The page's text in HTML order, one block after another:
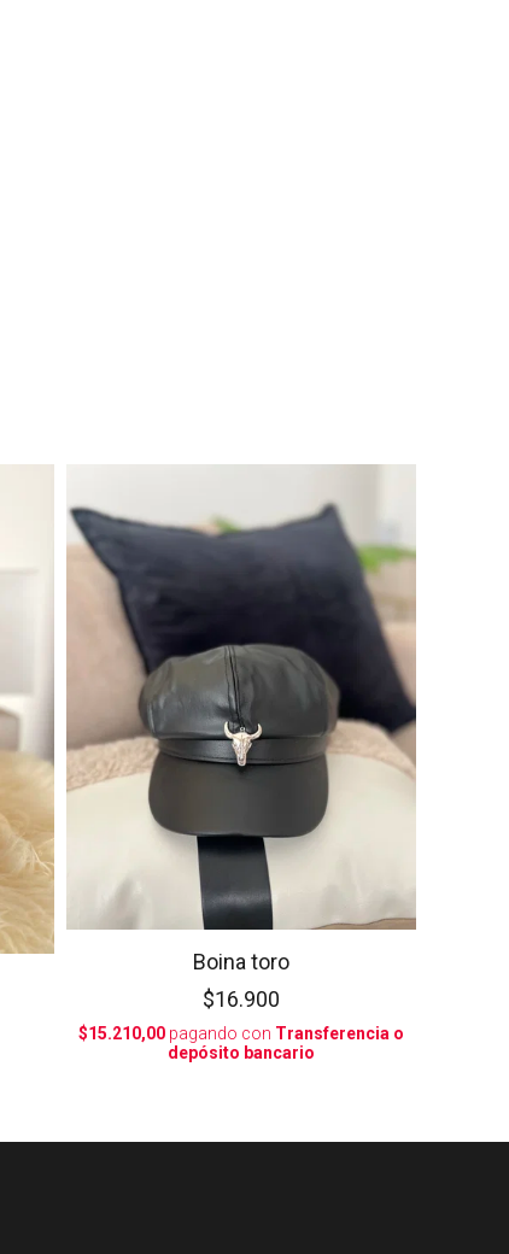
Boina toro
$16.900
$15.210,00 pagando con Transferencia o
depósito bancario